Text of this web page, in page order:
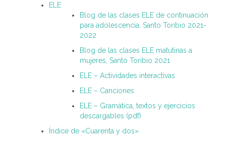
ELE
Blog de las clases ELE de continuación
para adolescencia. Santo Toribio 2021-
2022
Blog de las clases ELE matutinas a
mujeres, Santo Toribio 2021
ELE – Actividades interactivas
ELE – Canciones
ELE – Gramática, textos y ejercicios
descargables (pdf)
Índice de «Cuarenta y dos»